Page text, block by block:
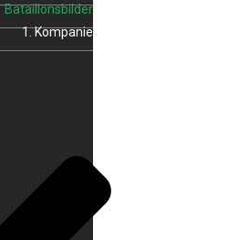
Bataillonsbilder
1. Kompanie